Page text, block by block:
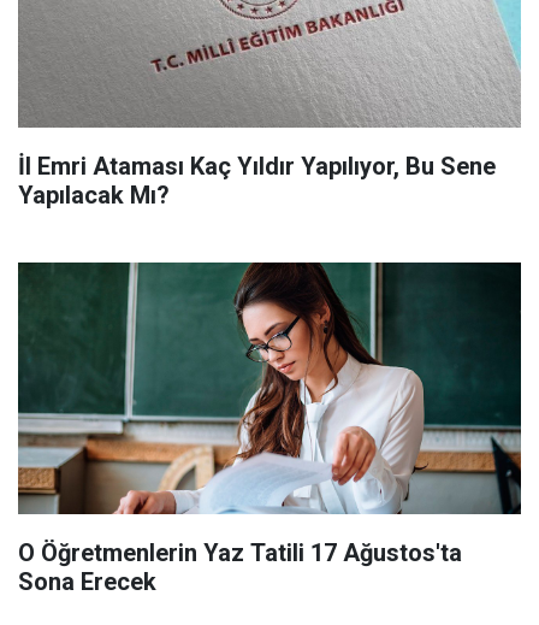
İl Emri Ataması Kaç Yıldır Yapılıyor, Bu Sene
Yapılacak Mı?
O Öğretmenlerin Yaz Tatili 17 Ağustos'ta
Sona Erecek